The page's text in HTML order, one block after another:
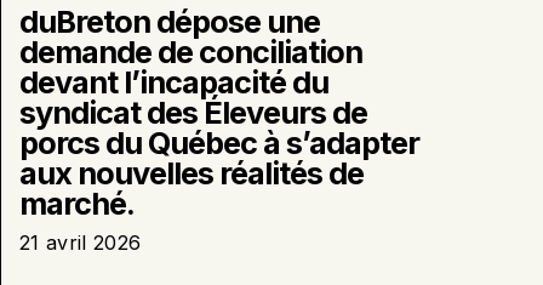
marché.
duBreton dépose une
demande de conciliation
devant l’incapacité du
syndicat des Éleveurs de
porcs du Québec à s’adapter
aux nouvelles réalités de
marché.
21 avril 2026